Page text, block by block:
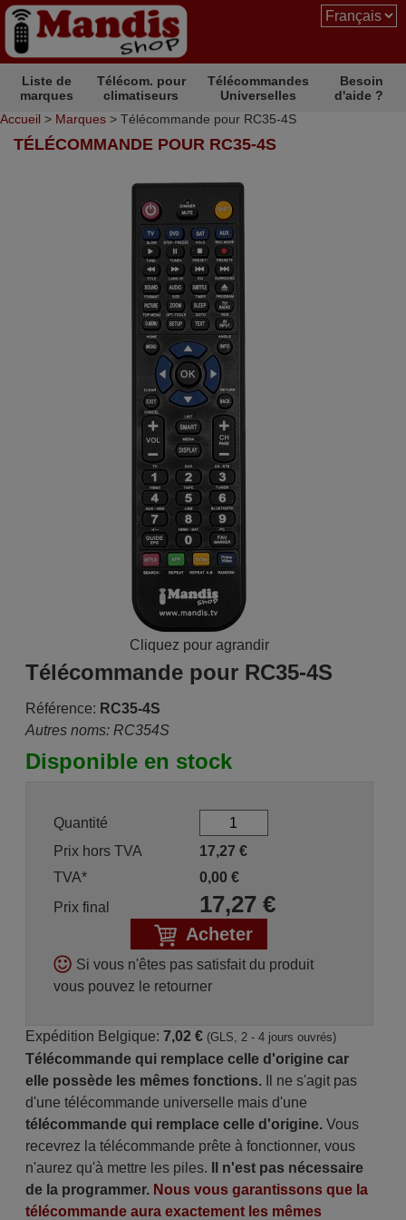
Liste de
marques
Télécom. pour
climatiseurs
Télécommandes
Universelles
Besoin
d'aide ?
Accueil > Marques > Télécommande pour RC35-4S
TÉLÉCOMMANDE POUR RC35-4S
Cliquez pour agrandir
Télécommande pour RC35-4S
Référence: RC35-4S
Autres noms: RC354S
Disponible en stock
Quantité
Prix hors TVA
17,27 €
TVA*
0,00 €
Prix final
17,27€
Acheter
Si vous n'êtes pas satisfait du produit
vous pouvez le retourner
Expédition Belgique: 7,02 € (GLS, 2 - 4 jours ouvrés)
Télécommande qui remplace celle d'origine car
elle possède les mêmes fonctions.Il ne s'agit pas
d'une télécommande universelle mais d'une
télécommande qui remplace celle d'origine.Vous
recevrez la télécommande prête à fonctionner, vous
n'aurez qu'à mettre les piles.
Il n'est pas nécessaire
de la programmer. Nous vous garantissons que la
télécommande aura exactement les mêmes